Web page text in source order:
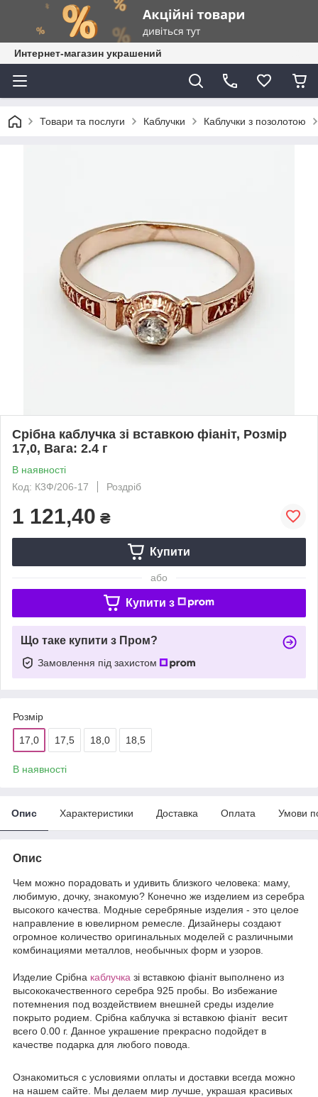
Интернет-магазин украшений
Товари та послуги Каблучки Каблучки з позолотою
Срібна каблучка зі вставкою фіаніт, Розмір
17,0, Вага: 2.4 г
В наявності
Код: К3Ф/206-17
Роздріб
1 121,40 ₴
Купити
або
Купити з
Що таке купити з Пром?
Замовлення під захистом
Розмір
17,0 17,5 18,0 18,5
В наявності
Опис Характеристики Доставка Оплата Умови
Опис
Чем можно порадовать и удивить близкого человека: маму,
любимую, дочку, знакомую? Конечно же изделием из серебра
высокого качества. Модные серебряные изделия - это целое
направление в ювелирном ремесле. Дизайнеры создают
огромное количество оригинальных моделей с различными
комбинациями металлов, необычных форм и узоров.
Изделие Срібна каблучка зі вставкою фіаніт выполнено из
высококачественного серебра 925 пробы. Во избежание
потемнения под воздействием внешней среды изделие
покрыто родием. Срібна каблучка зі вставкою фіаніт весит
всего 0.00 г. Данное украшение прекрасно подойдет в
качестве подарка для любого повода.
Ознакомиться с условиями оплаты и доставки всегда можно
на нашем сайте. Мы делаем мир лучше, украшая красивых